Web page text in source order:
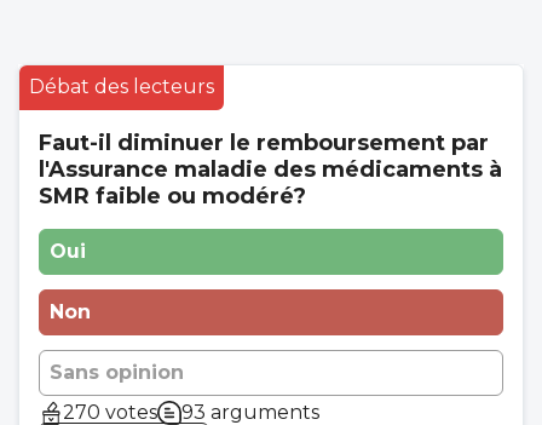
Débat des lecteurs
Faut-il diminuer le remboursement par
l'Assurance maladie des médicaments à
SMR faible ou modéré?
Oui
Non
Sans opinion
270 votes
93 arguments